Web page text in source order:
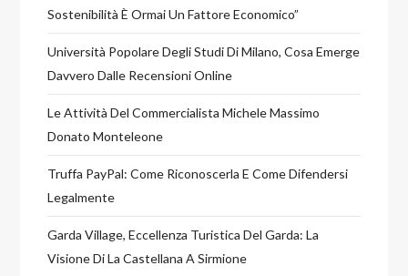
Sostenibilità È Ormai Un Fattore Economico”
Università Popolare Degli Studi Di Milano, Cosa Emerge
Davvero Dalle Recensioni Online
Le Attività Del Commercialista Michele Massimo
Donato Monteleone
Truffa PayPal: Come Riconoscerla E Come Difendersi
Legalmente
Garda Village, Eccellenza Turistica Del Garda: La
Visione Di La Castellana A Sirmione